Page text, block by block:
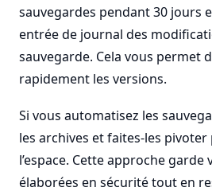
sauvegardes pendant 30 jours
entrée de journal des
sauvegarde. Cela vous permet
rapidement les versions.
Si vous automatisez les
les archives et faites-les
l’espace. Cette approche garde
élaborées en sécurité tout en